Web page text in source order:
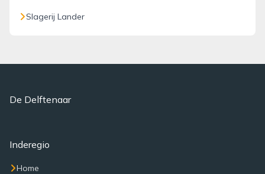
Slagerij Lander
De Delftenaar
Inderegio
Home